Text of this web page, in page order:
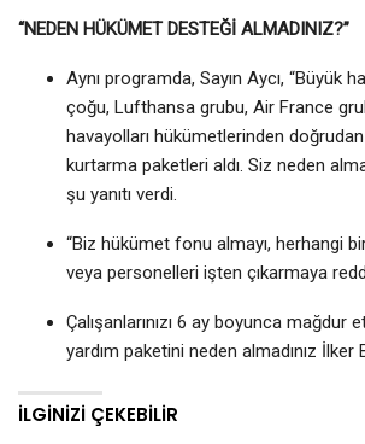
“NEDEN HÜKÜMET DESTEĞİ ALMADINIZ?”
Aynı programda, Sayın Aycı, “Büyük
çoğu, Lufthansa grubu, Air France
havayolları hükümetlerinden
kurtarma paketleri aldı. Siz neden
şu yanıtı verdi.
“Biz hükümet fonu almayı, herhangi
veya personelleri işten çıkarmaya
Çalışanlarınızı 6 ay boyunca mağdur
yardım paketini neden almadınız İlker
İLGINIZI ÇEKEBILIR